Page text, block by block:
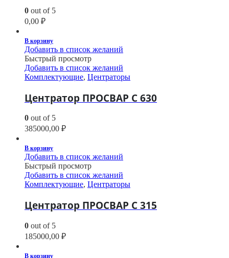
0 out of 5
0,00 ₽
В корзину
Добавить в список желаний
Быстрый просмотр
Добавить в список желаний
Комплектующие, Центраторы
Центратор ПРОСВАР С 630
0 out of 5
385000,00 ₽
В корзину
Добавить в список желаний
Быстрый просмотр
Добавить в список желаний
Комплектующие, Центраторы
Центратор ПРОСВАР С 315
0 out of 5
185000,00 ₽
В корзину